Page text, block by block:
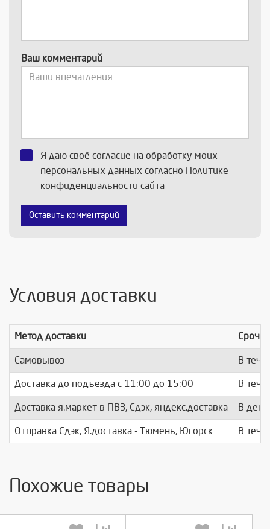
Ваш комментарий
Я даю своё согласие на обработку моих
персональных данных согласно Политике
конфиденциальности сайта
Оставить комментарий
Условия доставки
Метод доставки
Самовывоз В
Доставка до подъезда c 11:00 до 15:00 В
Доставка я.маркет в ПВЗ, Сдэк, яндекс.доставка В день
Отправка Сдэк, Я.доставка - Тюмень, Югорск В
Похожие товары